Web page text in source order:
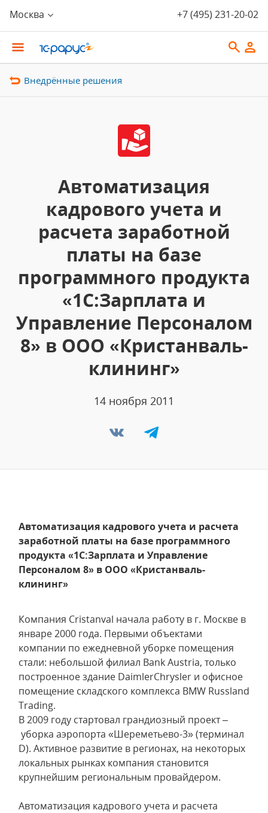
Москва +7 (495) 231-20-02
Внедрённые решения
Автоматизация
кадрового учета и
расчета заработной
платы на базе
программного продукта
«1С:Зарплата и
Управление Персоналом
8» в ООО «Кристанваль-
клининг»
14 ноября 2011
Автоматизация кадрового учета и расчета
заработной платы на базе программного
продукта «1С:Зарплата и Управление
Персоналом 8» в ООО «Кристанваль-
клининг»
Компания Cristanval начала работу в г. Москве в
январе 2000 года. Первыми объектами
компании по ежедневной уборке помещения
стали: небольшой филиал Bank Austria, только
построенное здание DaimlerChrysler и офисное
помещение складского комплекса BMW Russland
Trading.
В 2009 году стартовал грандиозный проект –
уборка аэропорта «Шереметьево-3» (терминал
D). Активное развитие в регионах, на некоторых
локальных рынках компания становится
крупнейшим региональным провайдером.
Автоматизация кадрового учета и расчета